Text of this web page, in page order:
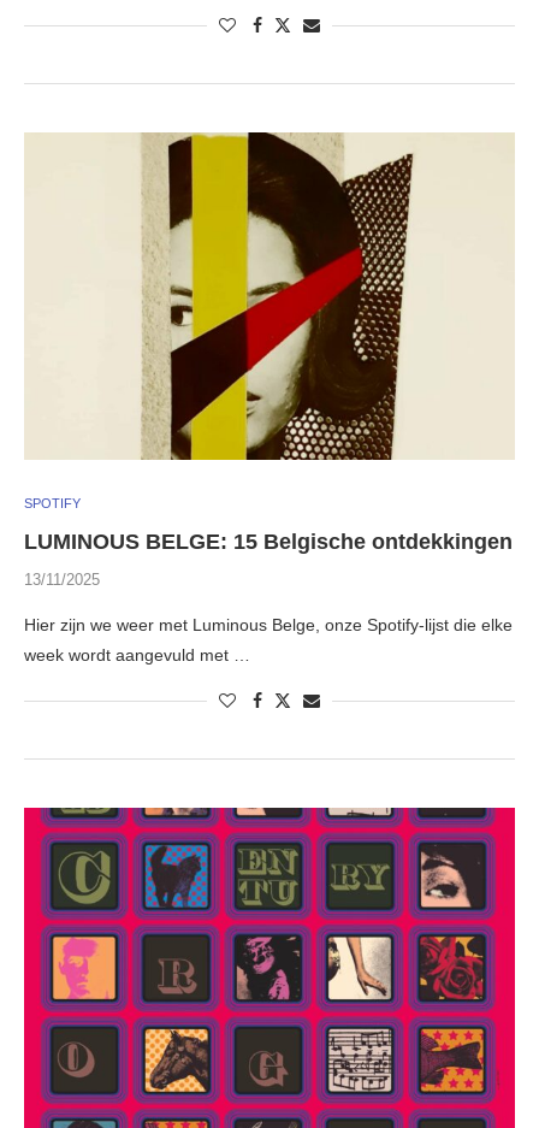
SPOTIFY
LUMINOUS BELGE: 15 Belgische ontdekkingen
13/11/2025
Hier zijn we weer met Luminous Belge, onze Spotify-lijst die elke
week wordt aangevuld met …